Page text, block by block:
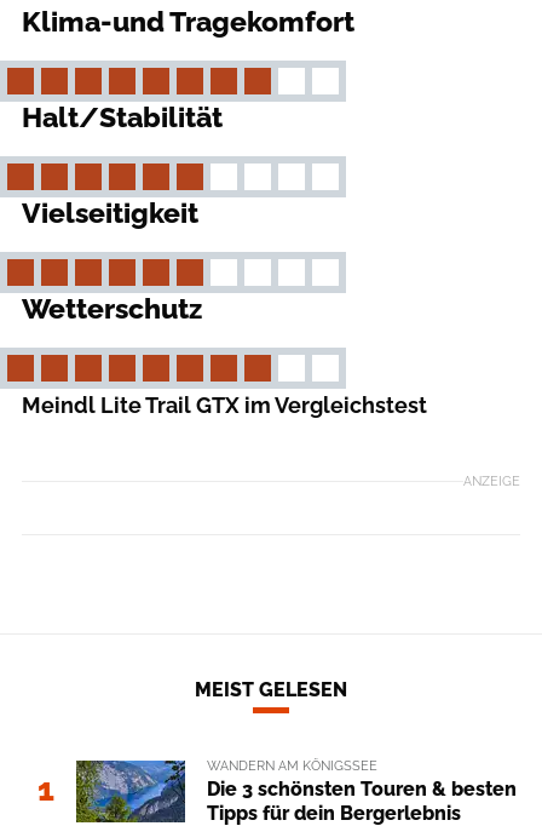
Klima-und Tragekomfort
Halt/Stabilität
Vielseitigkeit
Wetterschutz
Meindl Lite Trail GTX im Vergleichstest
ANZEIGE
MEIST GELESEN
1
WANDERN AM KÖNIGSSEE
Die 3 schönsten Touren & besten
Tipps für dein Bergerlebnis